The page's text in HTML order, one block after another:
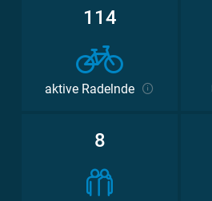
114
aktive Radelnde
8